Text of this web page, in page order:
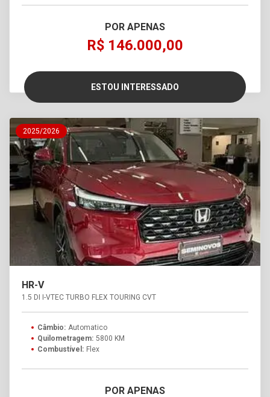
POR APENAS
R$ 146.000,00
ESTOU INTERESSADO
2025/2026
HR-V
1.5 DI I-VTEC TURBO FLEX TOURING CVT
Câmbio: Automatico
Quilometragem: 5800 KM
Combustível: Flex
POR APENAS